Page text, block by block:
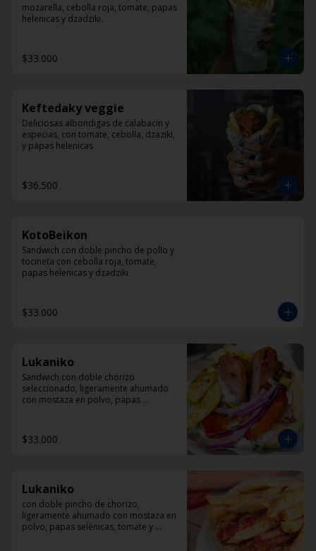
mozarella, cebolla roja, tomate, papas
helenicas y dzadziki.
$33.000
Keftedaky veggie
Deliciosas albondigas de calabacin y
especias, con tomate, cebolla, dzaziki,
y papas helenicas
$36.500
KotoBeikon
Sandwich con doble pincho de pollo y
tocineta con cebolla roja, tomate,
papas helenicas y dzadziki
$33.000
Lukaniko
Sandwich con doble chorizo
seleccionado, ligeramente ahumado
con mostaza en polvo, papas
$33.000
Lukaniko
con doble pincho de chorizo,
ligeramente ahumado con mostaza en
polvo, papas selénicas, tomate y